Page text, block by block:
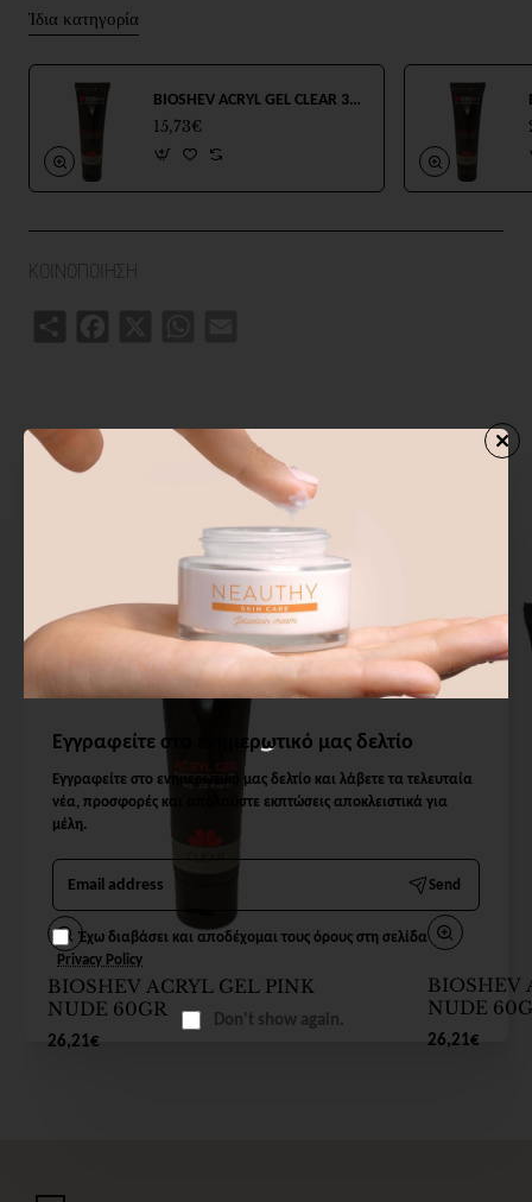
Εγγραφείτε στο ενημερωτικό μας δελτίο
Εγγραφείτε στο ενημερωτικό μας δελτίο και λάβετε τα τελευταία
νέα, προσφορές και απολαύστε εκπτώσεις αποκλειστικά για
μέλη.
Email
address
Send
Έχω διαβάσει και αποδέχομαι τους όρους στη σελίδα
Privacy Policy
Don't show again.
γυαλιστικό Top και πολυμερίστε.
Ίδια κατηγορία
BIOSHEV ACRYL GEL CLEAR 30GR
15,73€
ΚΟΙΝΟΠΟΙΗΣΗ
ΣΧΕΤΙΚΑ ΠΡΟΙΟΝΤΑ ΑΓΟΡΑΣΑΝ ΕΠΙΣΗΣ
BIOSHEV ACRYL GEL PINK
NUDE 60GR
26,21€
BIOSHEV
NUDE
26,21€